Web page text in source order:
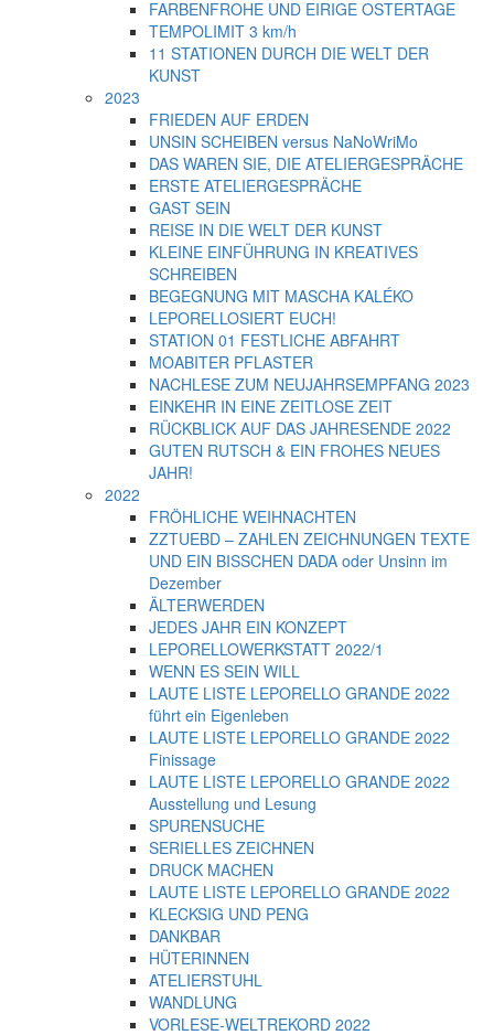
FARBENFROHE UND EIRIGE OSTERTAGE
TEMPOLIMIT 3 km/h
11 STATIONEN DURCH DIE WELT DER
KUNST
2023
FRIEDEN AUF ERDEN
UNSIN SCHEIBEN versus NaNoWriMo
DAS WAREN SIE, DIE ATELIERGESPRÄCHE
ERSTE ATELIERGESPRÄCHE
GAST SEIN
REISE IN DIE WELT DER KUNST
KLEINE EINFÜHRUNG IN KREATIVES
SCHREIBEN
BEGEGNUNG MIT MASCHA KALÉKO
LEPORELLOSIERT EUCH!
STATION 01 FESTLICHE ABFAHRT
MOABITER PFLASTER
NACHLESE ZUM NEUJAHRSEMPFANG 2023
EINKEHR IN EINE ZEITLOSE ZEIT
RÜCKBLICK AUF DAS JAHRESENDE 2022
GUTEN RUTSCH & EIN FROHES NEUES
JAHR!
2022
FRÖHLICHE WEIHNACHTEN
ZZTUEBD – ZAHLEN ZEICHNUNGEN TEXTE
UND EIN BISSCHEN DADA oder Unsinn im
Dezember
ÄLTERWERDEN
JEDES JAHR EIN KONZEPT
LEPORELLOWERKSTATT 2022/1
WENN ES SEIN WILL
LAUTE LISTE LEPORELLO GRANDE 2022
führt ein Eigenleben
LAUTE LISTE LEPORELLO GRANDE 2022
Finissage
LAUTE LISTE LEPORELLO GRANDE 2022
Ausstellung und Lesung
SPURENSUCHE
SERIELLES ZEICHNEN
DRUCK MACHEN
LAUTE LISTE LEPORELLO GRANDE 2022
KLECKSIG UND PENG
DANKBAR
HÜTERINNEN
ATELIERSTUHL
WANDLUNG
VORLESE-WELTREKORD 2022